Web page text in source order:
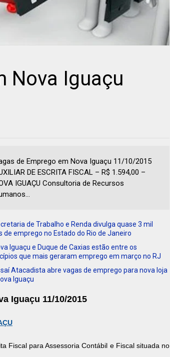
Nova Iguaçu
de Emprego em Nova Iguaçu 11/10/2015
DE ESCRITA FISCAL – R$ 1.594,00 –
IGUAÇU Consultoria de Recursos
de Trabalho e Renda divulga quase 3 mil
de emprego no Estado do Rio de Janeiro
Iguaçu e Duque de Caxias estão entre os
que mais geraram emprego em março no RJ
Atacadista abre vagas de emprego para nova loja
Iguaçu
Iguaçu 11/10/2015
Fiscal para Assessoria Contábil e Fiscal situada no